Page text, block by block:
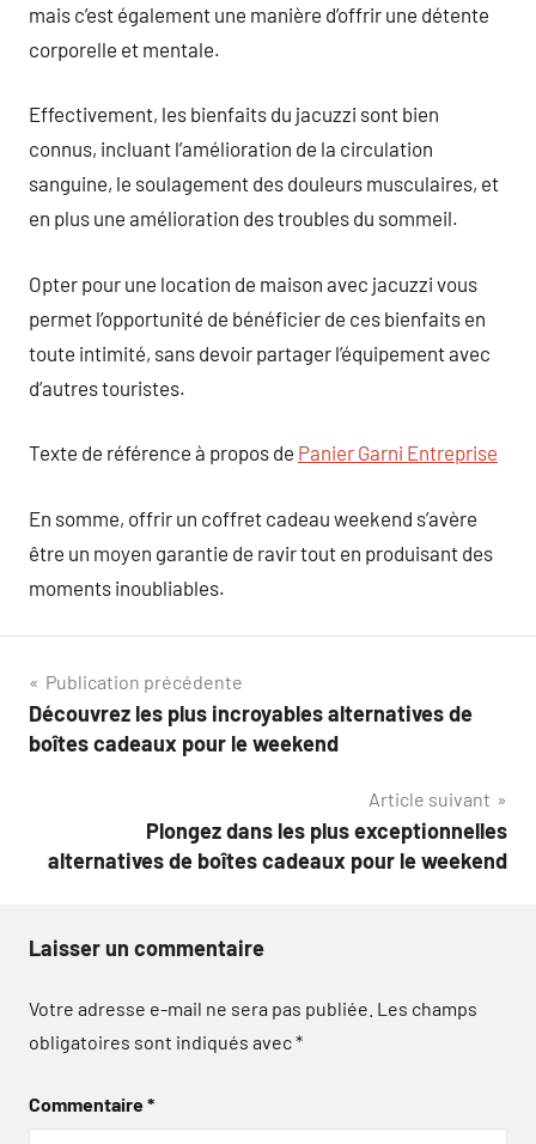
mais c’est également une manière d’offrir une détente
corporelle et mentale.
Effectivement, les bienfaits du jacuzzi sont bien
connus, incluant l’amélioration de la circulation
sanguine, le soulagement des douleurs musculaires, et
en plus une amélioration des troubles du sommeil.
Opter pour une location de maison avec jacuzzi vous
permet l’opportunité de bénéficier de ces bienfaits en
toute intimité, sans devoir partager l’équipement avec
d’autres touristes.
Texte de référence à propos de Panier Garni Entreprise
En somme, offrir un coffret cadeau weekend s’avère
être un moyen garantie de ravir tout en produisant des
moments inoubliables.
Navigation
de
Publication précédente
Découvrez les plus incroyables alternatives de
boîtes cadeaux pour le weekend
Article suivant
Plongez dans les plus exceptionnelles
alternatives de boîtes cadeaux pour le weekend
Laisser un commentaire
Votre adresse e-mail ne sera pas publiée. Les champs
obligatoires sont indiqués avec*
Commentaire*